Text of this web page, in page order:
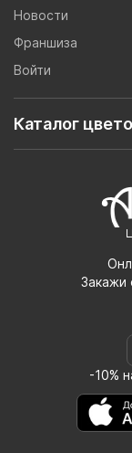
Закажи
-10%
Новости
Франшиза
Войти
Каталог